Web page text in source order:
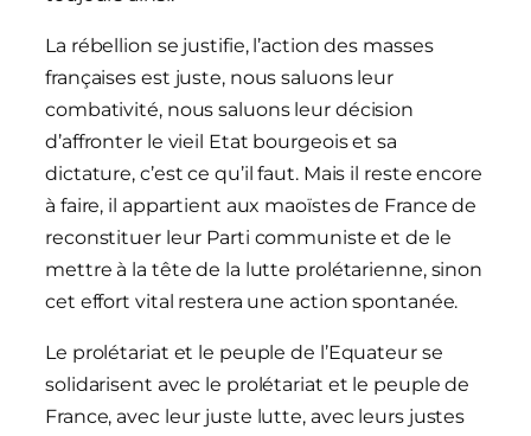
La rébellion se justifie, l’action des masses
françaises est juste, nous saluons leur
combativité, nous saluons leur décision
d’affronter le vieil Etat bourgeois et sa
dictature, c’est ce qu’il faut. Mais il reste encore
à faire, il appartient aux maoïstes de France de
reconstituer leur Parti communiste et de le
mettre à la tête de la lutte prolétarienne, sinon
cet effort vital restera une action spontanée.
Le prolétariat et le peuple de l’Equateur se
solidarisent avec le prolétariat et le peuple de
France, avec leur juste lutte, avec leurs justes